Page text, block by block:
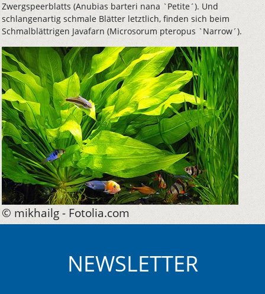
Zwergspeerblatts (Anubias barteri nana `Petite´). Und
schlangenartig schmale Blätter letztlich, finden sich beim
Schmalblättrigen Javafarn (Microsorum pteropus `Narrow´).
© mikhailg - Fotolia.com
NEWSLETTER